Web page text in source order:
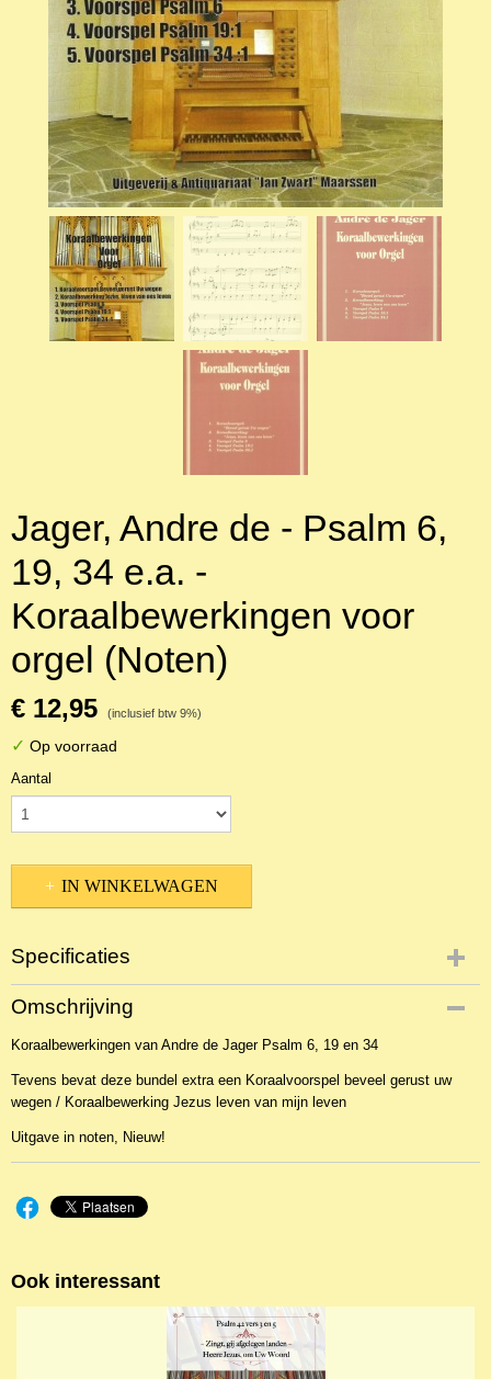
Jager, Andre de - Psalm 6,
19, 34 e.a. -
Koraalbewerkingen voor
orgel (Noten)
€ 12,95 (inclusief btw 9%)
✓ Op voorraad
Aantal
IN WINKELWAGEN
Specificaties
Productcode
NBLNOr-1766
EAN code
Omschrijving
Koraalbewerkingen van Andre de Jager Psalm 6, 19 en 34
Tevens bevat deze bundel extra een Koraalvoorspel beveel gerust uw
wegen / Koraalbewerking Jezus leven van mijn leven
Uitgave in noten, Nieuw!
Ook interessant